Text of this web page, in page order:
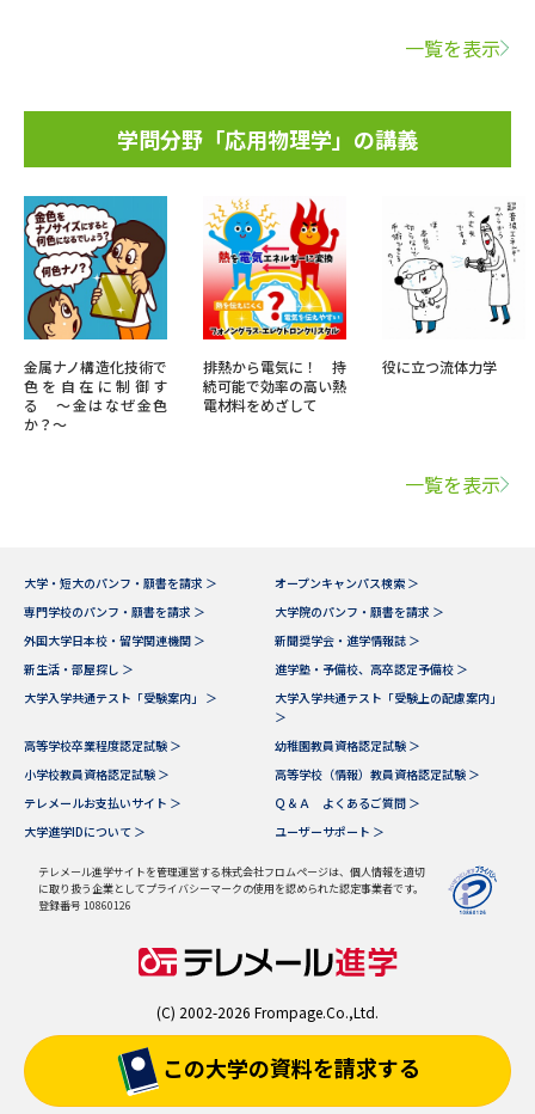
一覧を表示
学問分野「応用物理学」の講義
金属ナノ構造化技術で
色を自在に制御す
る 〜金はなぜ金色
か？〜
排熱から電気に！ 持
続可能で効率の高い熱
電材料をめざして
役に立つ流体力学
一覧を表示
この大学の資料を請求する
大学・短大のパンフ・願書を請求 ＞
オープンキャンパス検索 ＞
専門学校のパンフ・願書を請求 ＞
大学院のパンフ・願書を請求 ＞
外国大学日本校・留学関連機関 ＞
新聞奨学会・進学情報誌 ＞
新生活・部屋探し ＞
進学塾・予備校、高卒認定予備校 ＞
大学入学共通テスト「受験案内」 ＞
大学入学共通テスト「受験上の配慮案内」
＞
高等学校卒業程度認定試験 ＞
幼稚園教員資格認定試験 ＞
小学校教員資格認定試験 ＞
高等学校（情報）教員資格認定試験 ＞
テレメールお支払いサイト ＞
Ｑ＆Ａ よくあるご質問 ＞
大学進学IDについて ＞
ユーザーサポート ＞
テレメール進学サイトを管理運営する株式会社フロムページは、個人情報を適切
に取り扱う企業としてプライバシーマークの使用を認められた認定事業者です。
登録番号 10860126
(C) 2002-2026 Frompage.Co.,Ltd.